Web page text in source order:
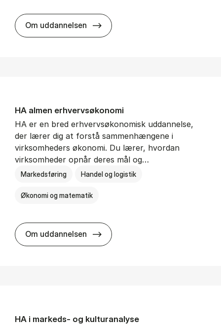
Om uddannelsen BSc in In­ter­na­tion­al Ship­ping
HA al­men erhvervs­økonomi
HA er en bred erhvervsøkonomisk uddannelse,
der lærer dig at forstå sammenhængene i
virksomheders økonomi. Du lærer, hvordan
virksomheder opnår deres mål og…
Markedsføring Handel og logistik
Økonomi og matematik
Om uddannelsen HA al­men erhvervs­økonomi
HA i mar­keds- og kul­tu­r­a­na­ly­se